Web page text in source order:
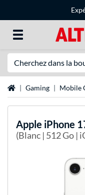
Page d'accueil
Gaming Mobile
Apple iPhone
(Blanc | 512 Go |